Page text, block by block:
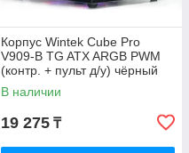
Корпус Wintek Cube Pro
V909-B TG ATX ARGB PWM
(контр. + пульт д/у) чёрный
В наличии
19 275 ₸